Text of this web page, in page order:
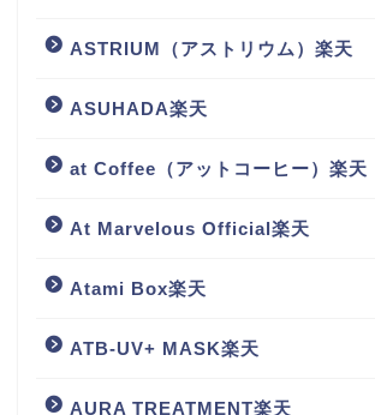
ASTRIUM（アストリウム）楽天
ASUHADA楽天
at Coffee（アットコーヒー）楽天
At Marvelous Official楽天
Atami Box楽天
ATB-UV+ MASK楽天
AURA TREATMENT楽天